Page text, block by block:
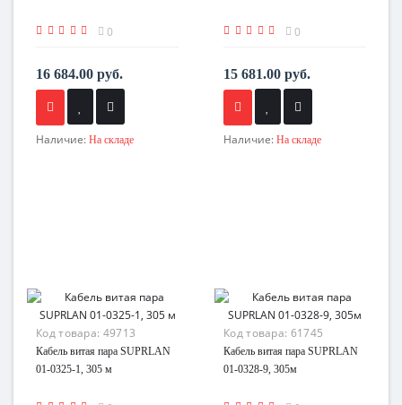
0
16 684.00 руб.
Наличие: На складе
0
15 681.00 руб.
Наличие: На складе
Код товара: 49713
Кабель витая пара SUPRLAN
01-0325-1, 305 м
Код товара: 61745
Кабель витая пара SUPRLAN
01-0328-9, 305м